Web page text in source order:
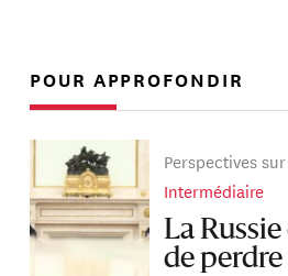
POUR APPROFONDIR
Perspectives
Intermédiaire
La
de